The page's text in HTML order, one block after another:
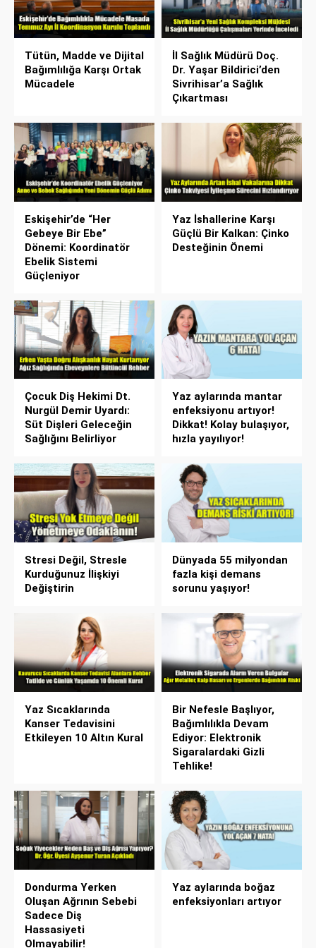
Tütün, Madde ve Dijital
Bağımlılığa Karşı Ortak
Mücadele
İl Sağlık Müdürü Doç.
Dr. Yaşar Bildirici’den
Sivrihisar’a Sağlık
Çıkartması
Eskişehir’de “Her
Gebeye Bir Ebe”
Dönemi: Koordinatör
Ebelik Sistemi
Güçleniyor
Yaz İshallerine Karşı
Güçlü Bir Kalkan: Çinko
Desteğinin Önemi
Çocuk Diş Hekimi Dt.
Nurgül Demir Uyardı:
Süt Dişleri Geleceğin
Sağlığını Belirliyor
Yaz aylarında mantar
enfeksiyonu artıyor!
Dikkat! Kolay bulaşıyor,
hızla yayılıyor!
Stresi Değil, Stresle
Kurduğunuz İlişkiyi
Değiştirin
Dünyada 55 milyondan
fazla kişi demans
sorunu yaşıyor!
Yaz Sıcaklarında
Kanser Tedavisini
Etkileyen 10 Altın Kural
Bir Nefesle Başlıyor,
Bağımlılıkla Devam
Ediyor: Elektronik
Sigaralardaki Gizli
Tehlike!
Dondurma Yerken
Oluşan Ağrının Sebebi
Sadece Diş
Hassasiyeti
Olmayabilir!
Yaz aylarında boğaz
enfeksiyonları artıyor